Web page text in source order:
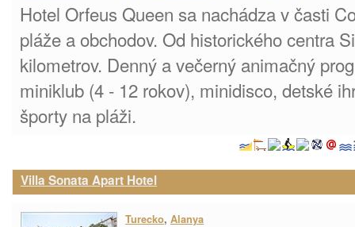
Hotel Orfeus Queen sa nachádza v časti
pláže a obchodov. Od historického centra
kilometrov. Denný a večerný animačný
miniklub (4 - 12 rokov), minidisco, detské
športy na pláži.
Villa Sonata Apart Hotel
Turecko, Alanya